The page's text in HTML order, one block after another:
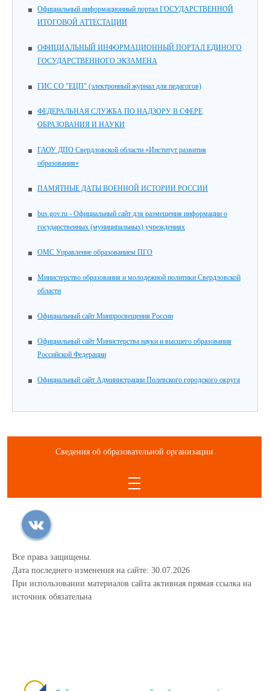
Официальный информационный портал ГОСУДАРСТВЕННОЙ
ИТОГОВОЙ АТТЕСТАЦИИ
ОФИЦИАЛЬНЫЙ ИНФОРМАЦИОННЫЙ ПОРТАЛ ЕДИНОГО
ГОСУДАРСТВЕННОГО ЭКЗАМЕНА
ГИС СО "ЕЦП" (электронный журнал для педагогов)
ФЕДЕРАЛЬНАЯ СЛУЖБА ПО НАДЗОРУ В СФЕРЕ
ОБРАЗОВАНИЯ И НАУКИ
ГАОУ ДПО Свердловской области «Институт развития
образования»
ПАМЯТНЫЕ ДАТЫ ВОЕННОЙ ИСТОРИИ РОССИИ
bus.gov.ru - Официальный сайт для размещения информации о
государственных (муниципальных) учреждениях
ОМС Управление образованием ПГО
Министерство образования и молодежной политики Свердловской
области
Официальный сайт Минпросвещения России
Официальный сайт Министерства науки и высшего образования
Российской Федерации
Официальный сайт Администрации Полевского городского округа
Сведения об образовательной организации
Все права защищены.
Дата последнего изменения на сайте: 30.07.2026
При использовании материалов сайта активная прямая ссылка на
источник обязательна